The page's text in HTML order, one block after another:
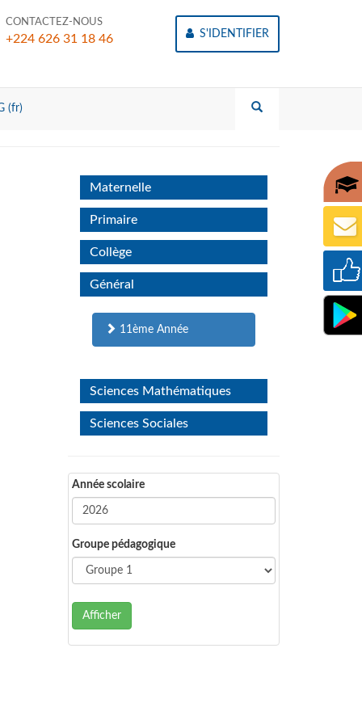
CONTACTEZ-NOUS
+224 626 31 18 46 S'IDENTIFIER
(fr)
Maternelle
Primaire
Collège
Général
11ème Année
Sciences Mathématiques
Sciences Sociales
Année scolaire
Groupe pédagogique
Afficher